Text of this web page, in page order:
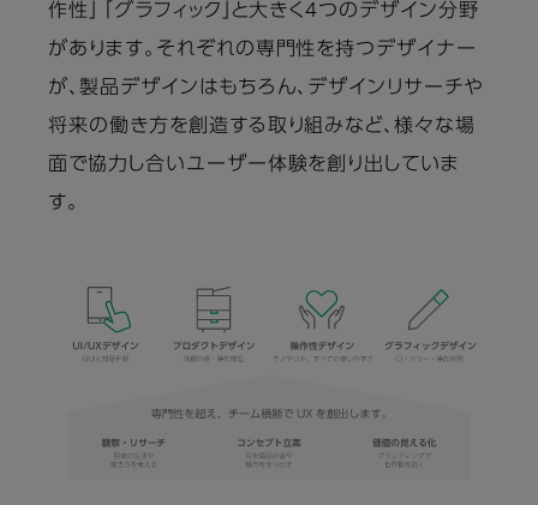
作性」 「グラフィック」と大きく4つのデザイン分野
があります。それぞれの専門性を持つデザイナー
が、製品デザインはもちろん、デザインリサーチや
将来の働き方を創造する取り組みなど、様々な場
面で協力し合いユーザー体験を創り出していま
す。